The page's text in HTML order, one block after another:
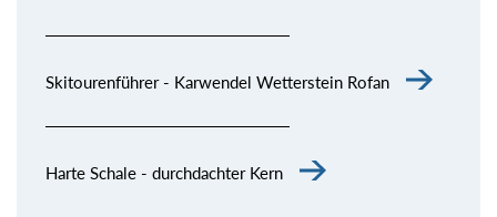
Skitourenführer - Karwendel Wetterstein Rofan
Harte Schale - durchdachter Kern